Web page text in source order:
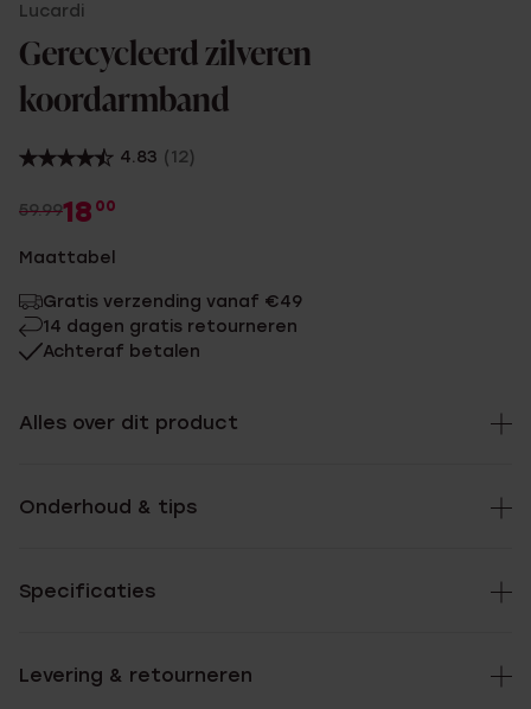
Lucardi
Gerecycleerd zilveren
koordarmband
4.83 (12)
59.9918 00
Maattabel
Gratis verzending vanaf €49
14 dagen gratis retourneren
Achteraf betalen
Alles over dit product
Onderhoud & tips
Specificaties
Levering & retourneren